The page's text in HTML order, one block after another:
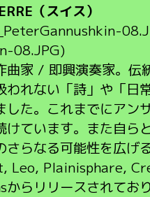
（スイス）
08.JPG)
曲家 / 即興演奏家。
れない「詩」や「
た。これまでにアン
ています。また自ら
らなる可能性を広
Plainisphare,
リリースされてお